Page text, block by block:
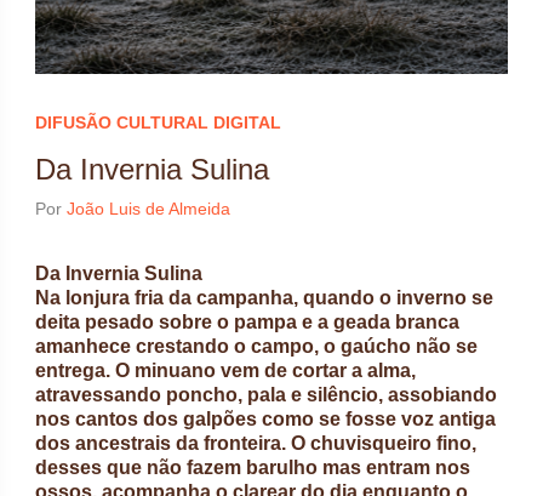
DIFUSÃO CULTURAL DIGITAL
Da Invernia Sulina
Por João Luis de Almeida
Da Invernia Sulina
Na lonjura fria da campanha, quando o inverno se
deita pesado sobre o pampa e a geada branca
amanhece crestando o campo, o gaúcho não se
entrega. O minuano vem de cortar a alma,
atravessando poncho, pala e silêncio, assobiando
nos cantos dos galpões como se fosse voz antiga
dos ancestrais da fronteira. O chuvisqueiro fino,
desses que não fazem barulho mas entram nos
ossos, acompanha o clarear do dia enquanto o